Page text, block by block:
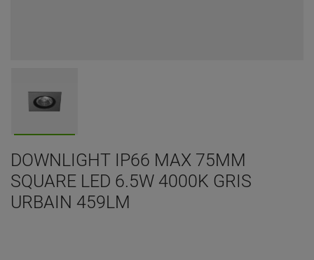
DOWNLIGHT IP66 MAX 75MM
SQUARE LED 6.5W 4000K GRIS
URBAIN 459LM